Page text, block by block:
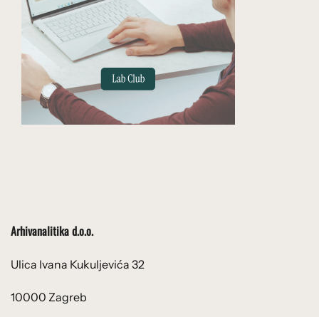
Arhivanalitika d.o.o.
Ulica Ivana Kukuljevića 32
10000 Zagreb